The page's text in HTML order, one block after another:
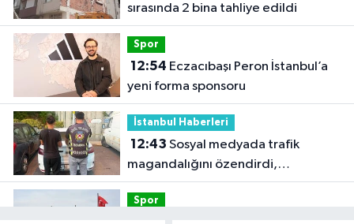
sırasında 2 bina tahliye edildi
Spor
12:54
yeni forma sponsoru
İstanbul Haberleri
12:43
magandalığını özendirdi,
ehliyetinden oldu: 72 bin lira ceza
Spor